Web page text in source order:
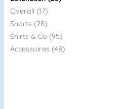
Overall (17)
Shorts (28)
Shirts & Co (95)
Accessoires (48)